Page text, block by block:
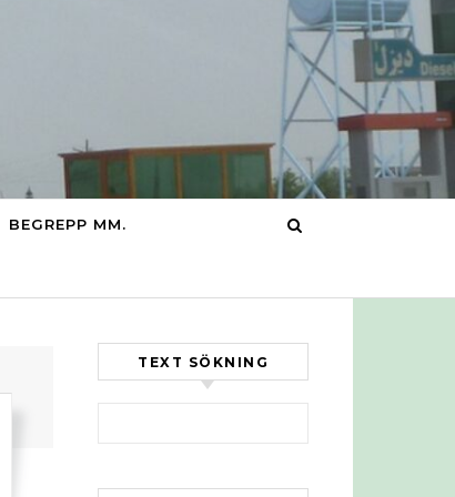
BEGREPP MM.
TEXT SÖKNING